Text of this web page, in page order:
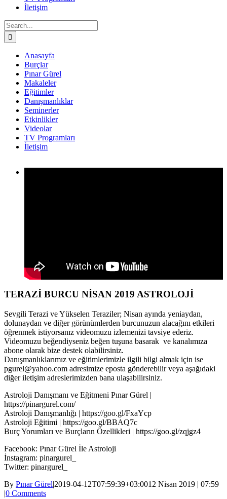
İletişim
Search
for:
Anasayfa
Burçlar
Pınar Gürel
Makaleler
Eğitimler
Danışmanlıklar
Seminerler
Etkinlikler
Videolar
TV Programları
İletişim
TERAZİ BURCU NİSAN 2019 ASTROLOJİ
Sevgili Terazi ve Yükselen Teraziler; Nisan ayında yeniaydan,
dolunaydan ve diğer görünümlerden burcunuzun alacağını etkileri
öğrenmek istiyorsanız videomuzu izlemenizi tavsiye ederiz.
Videomuzu beğendiyseniz beğen tuşuna basarak ve kanalımıza
abone olarak bize destek olabilirsiniz.
Danışmanlıklarımız ve eğitimlerimizle ilgili bilgi almak için ise
pgurel@yahoo.com adresimize eposta gönderebilir veya aşağıdaki
diğer iletişim adreslerimizden bana ulaşabilirsiniz.
Astroloji Danışmanı ve Eğitmeni Pınar Gürel |
https://pinargurel.com/
Astroloji Danışmanlığı | https://goo.gl/FxaYcp
Astroloji Eğitimi | https://goo.gl/BBAQ7c
Burç Yorumları ve Burçların Özellikleri | https://goo.gl/zqjgz4
Facebook: Pınar Gürel İle Astroloji
İnstagram: pinargurel_
Twitter: pinargurel_
By Pınar Gürel|2019-04-12T07:59:39+03:0012 Nisan 2019 | 07:59
|0 Comments